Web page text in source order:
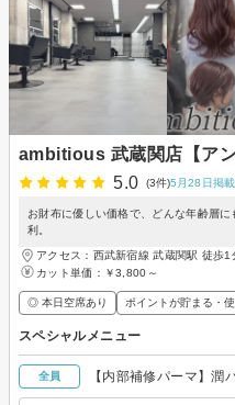
ambitious 武蔵関店【アン
5.0
(3件)5月28日掲
お財布に優しい価格で、どんな年齢層
利。
アクセス：西武新宿線 武蔵関駅 徒歩1
カット単価： ￥3,800～
◎ 本日空席あり ポイントが貯まる・
スペシャルメニュー
全員 【内部補修パーマ】潤